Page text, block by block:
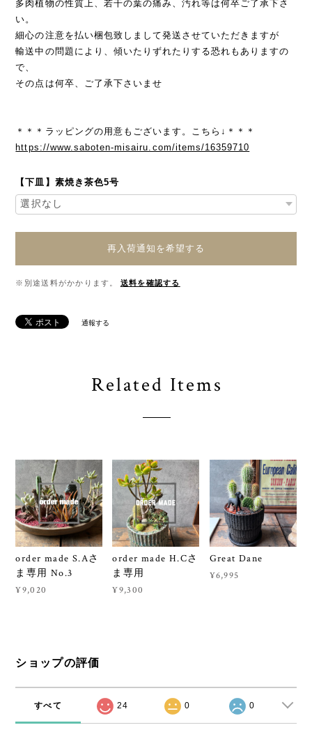
多肉植物の性質上、若干の葉の痛み、汚れ等は何卒ご了承下さ
い。
細心の注意を払い梱包致しまして発送させていただきますが
輸送中の問題により、傾いたりずれたりする恐れもありますの
で、
その点は何卒、ご了承下さいませ
＊＊＊ラッピングの用意もございます。こちら↓＊＊＊
https://www.saboten-misairu.com/items/16359710
【下皿】素焼き茶色5号
再入荷通知を希望する
※別途送料がかかります。 送料を確認する
通報する
Related Items
order made S.Aさ
ま専用 No.3
¥9,020
order made H.Cさ
ま専用
¥9,300
Great Dane
¥6,995
ショップの評価
すべて 24 0 0